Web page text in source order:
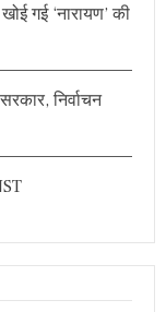
गई ‘नारायण’ की
निर्वाचन